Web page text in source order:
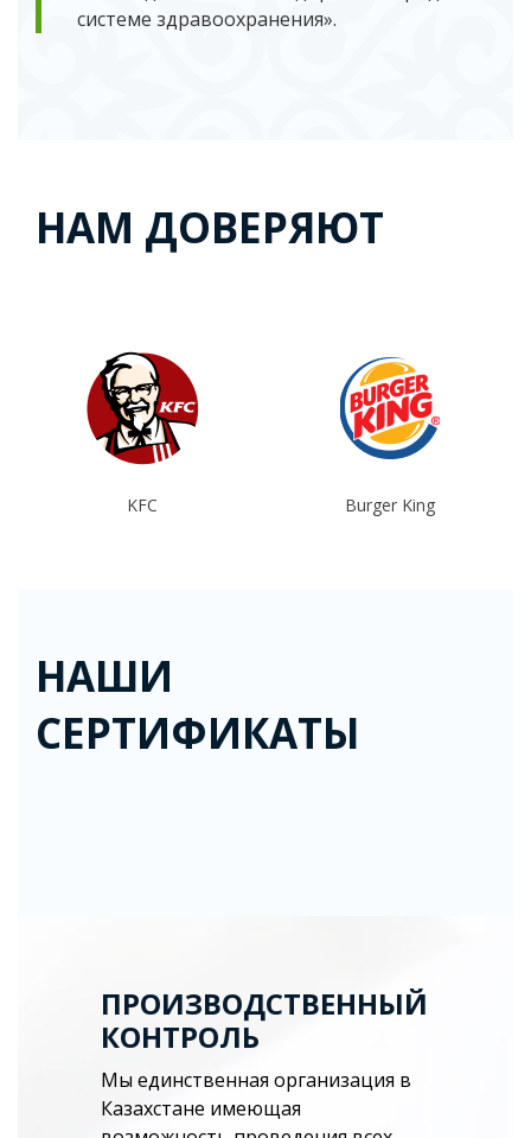
системе здравоохранения».
НАМ ДОВЕРЯЮТ
Burger King CostaCoffe
НАШИ
СЕРТИФИКАТЫ
ПРОИЗВОДСТВЕННЫЙ
КОНТРОЛЬ
Мы единственная организация в
Казахстане имеющая